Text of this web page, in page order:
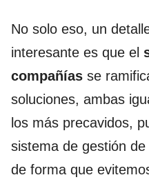
No solo eso, un
interesante es que el
compañías se
soluciones, ambas
los más precavidos,
sistema de gestión
de forma que